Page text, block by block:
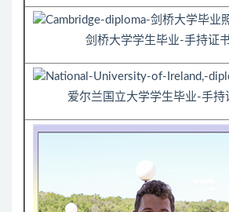
剑桥大学学生毕业-手持证
爱尔兰国立大学学生毕业-手持